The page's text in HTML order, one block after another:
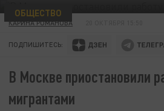
ОБЩЕСТВО
КАРИНА РОМАНОВА
ПОДПИШИТЕСЬ:
В Москве приостановили
мигрантами